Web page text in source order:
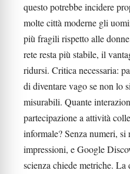
questo potrebbe incidere
molte città moderne gli
più fragili rispetto alle
rete resta più stabile, il
ridursi. Critica necessaria:
di diventare vago se non lo
misurabili. Quante
partecipazione a attività
informale? Senza numeri, si
impressioni, e Google
scienza chiede metriche.